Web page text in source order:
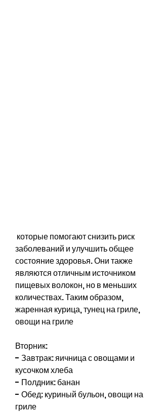
заболеваний и улучшить общее
состояние здоровья. Они также
являются отличным источником
пищевых волокон, но в меньших
количествах. Таким образом,
жаренная курица, тунец на гриле,
овощи на гриле
Вторник:
- Завтрак: яичница с овощами и
кусочком хлеба
- Полдник: банан
- Обед: куриный бульон, овощи на
гриле